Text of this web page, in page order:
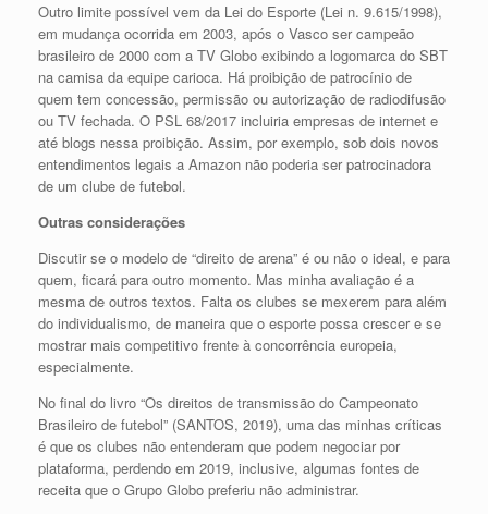
Outro limite possível vem da Lei do Esporte (Lei n. 9.615/1998),
em mudança ocorrida em 2003, após o Vasco ser campeão
brasileiro de 2000 com a TV Globo exibindo a logomarca do SBT
na camisa da equipe carioca. Há proibição de patrocínio de
quem tem concessão, permissão ou autorização de radiodifusão
ou TV fechada. O PSL 68/2017 incluiria empresas de internet e
até blogs nessa proibição. Assim, por exemplo, sob dois novos
entendimentos legais a Amazon não poderia ser patrocinadora
de um clube de futebol.
Outras considerações
Discutir se o modelo de “direito de arena” é ou não o ideal, e para
quem, ficará para outro momento. Mas minha avaliação é a
mesma de outros textos. Falta os clubes se mexerem para além
do individualismo, de maneira que o esporte possa crescer e se
mostrar mais competitivo frente à concorrência europeia,
especialmente.
No final do livro “Os direitos de transmissão do Campeonato
Brasileiro de futebol” (SANTOS, 2019), uma das minhas críticas
é que os clubes não entenderam que podem negociar por
plataforma, perdendo em 2019, inclusive, algumas fontes de
receita que o Grupo Globo preferiu não administrar.